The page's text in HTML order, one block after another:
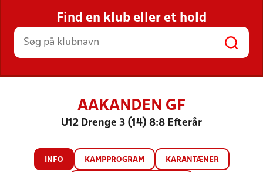
STILLINGER, RESULTATER, KLUBBER OG
HOLD
Find en klub eller et hold
AAKANDEN GF
U12 Drenge 3 (14) 8:8 Efterår
INFO KAMPPROGRAM KARANTÆNER